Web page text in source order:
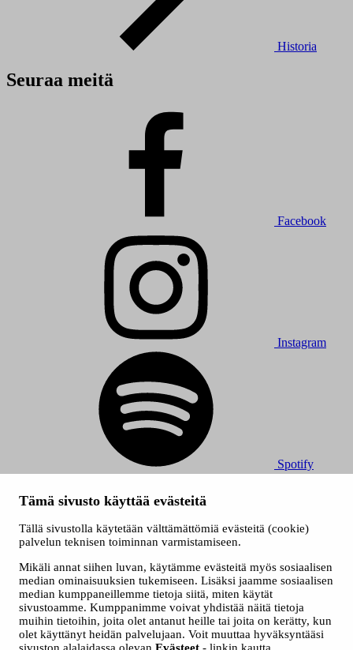
Tämä sivusto käyttää evästeitä
Tällä sivustolla käytetään välttämättömiä evästeitä (cookie)
palvelun teknisen toiminnan varmistamiseen.
Mikäli annat siihen luvan, käytämme evästeitä myös sosiaalisen
median ominaisuuksien tukemiseen. Lisäksi jaamme sosiaalisen
median kumppaneillemme tietoja siitä, miten käytät
sivustoamme. Kumppanimme voivat yhdistää näitä tietoja
muihin tietoihin, joita olet antanut heille tai joita on kerätty, kun
olet käyttänyt heidän palvelujaan. Voit muuttaa hyväksyntääsi
Historia
Seuraa meitä
Facebook
Instagram
Spotify
Kaikki oikeudet muutoksiin pidätetään.
Saavutettavuusseloste
Tietosuojaselosteet